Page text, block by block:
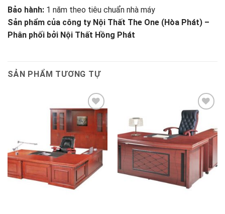
Bảo hành: 1 năm theo tiêu chuẩn nhà máy
Sản phẩm của công ty Nội Thất The One (Hòa Phát) –
Phân phối bởi Nội Thất Hồng Phát
SẢN PHẨM TƯƠNG TỰ
Thêm
sản
phẩm
thích
Thêm
phẩm
yêu
thích